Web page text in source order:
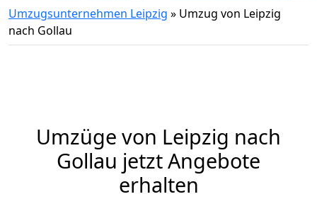
Umzugsunternehmen Leipzig » Umzug von Leipzig
nach Gollau
Umzüge von Leipzig nach
Gollau jetzt Angebote
erhalten